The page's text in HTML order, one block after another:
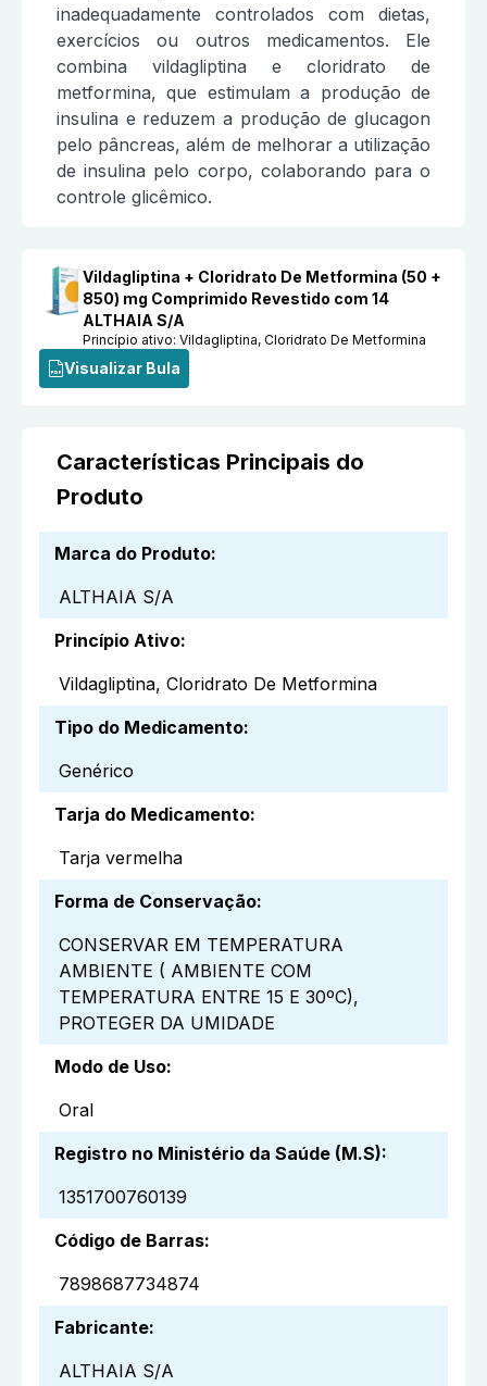
inadequadamente controlados com dietas,
exercícios ou outros medicamentos. Ele
combina vildagliptina e cloridrato de
metformina, que estimulam a produção de
insulina e reduzem a produção de glucagon
pelo pâncreas, além de melhorar a utilização
de insulina pelo corpo, colaborando para o
controle glicêmico.
Vildagliptina + Cloridrato De Metformina (50 +
850) mg Comprimido Revestido com 14
ALTHAIA S/A
Princípio ativo:Vildagliptina, Cloridrato De Metformina
Visualizar Bula
Características Principais do
Produto
Marca do Produto:
ALTHAIA S/A
Princípio Ativo:
Vildagliptina, Cloridrato De Metformina
Tipo do Medicamento:
Genérico
Tarja do Medicamento:
Tarja vermelha
Forma de Conservação:
CONSERVAR EM TEMPERATURA
AMBIENTE ( AMBIENTE COM
TEMPERATURA ENTRE 15 E 30ºC),
PROTEGER DA UMIDADE
Modo de Uso:
Oral
Registro no Ministério da Saúde (M.S):
1351700760139
Código de Barras:
7898687734874
Fabricante:
ALTHAIA S/A